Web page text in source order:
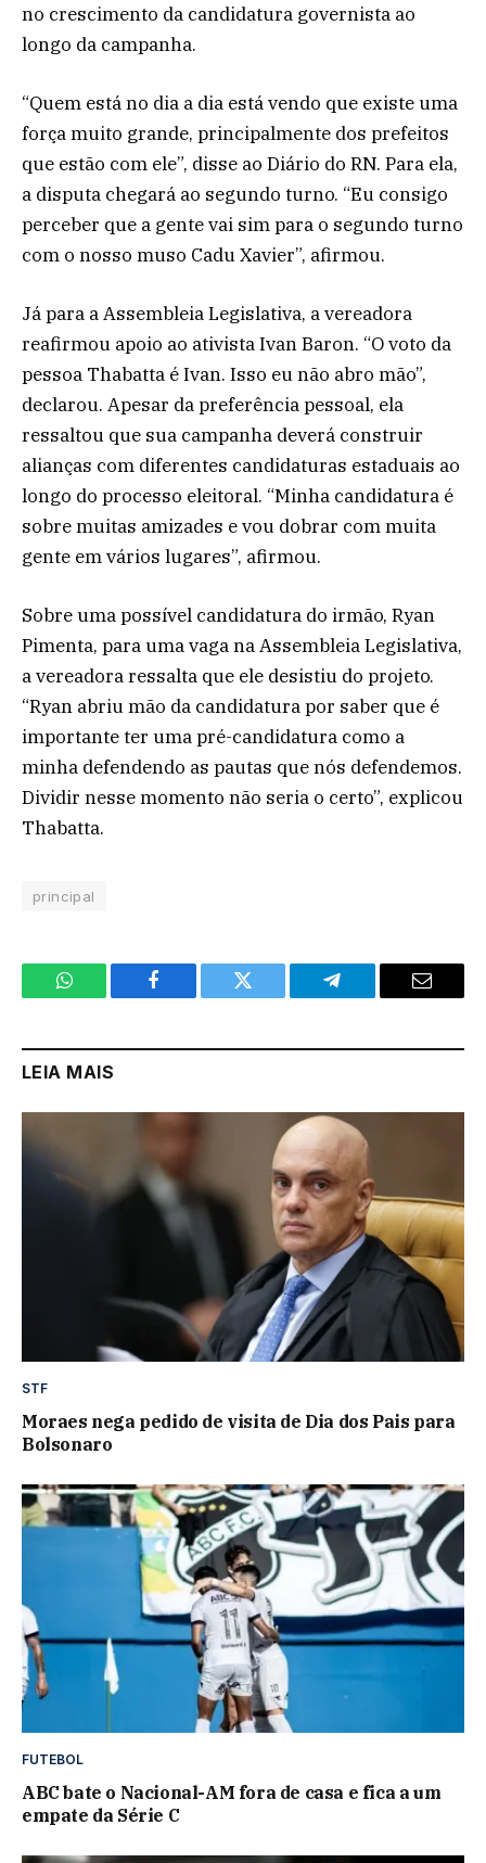
no crescimento da candidatura governista ao
longo da campanha.
“Quem está no dia a dia está vendo que existe uma
força muito grande, principalmente dos prefeitos
que estão com ele”, disse ao Diário do RN. Para ela,
a disputa chegará ao segundo turno. “Eu consigo
perceber que a gente vai sim para o segundo turno
com o nosso muso Cadu Xavier”, afirmou.
Já para a Assembleia Legislativa, a vereadora
reafirmou apoio ao ativista Ivan Baron. “O voto da
pessoa Thabatta é Ivan. Isso eu não abro mão”,
declarou. Apesar da preferência pessoal, ela
ressaltou que sua campanha deverá construir
alianças com diferentes candidaturas estaduais ao
longo do processo eleitoral. “Minha candidatura é
sobre muitas amizades e vou dobrar com muita
gente em vários lugares”, afirmou.
Sobre uma possível candidatura do irmão, Ryan
Pimenta, para uma vaga na Assembleia Legislativa,
a vereadora ressalta que ele desistiu do projeto.
“Ryan abriu mão da candidatura por saber que é
importante ter uma pré-candidatura como a
minha defendendo as pautas que nós defendemos.
Dividir nesse momento não seria o certo”, explicou
Thabatta.
principal
WhatsApp Facebook Twitter Telegram Email
LEIA MAIS
STF
Moraes nega pedido de visita de Dia dos Pais para
Bolsonaro
FUTEBOL
ABC bate o Nacional-AM fora de casa e fica a um
empate da Série C